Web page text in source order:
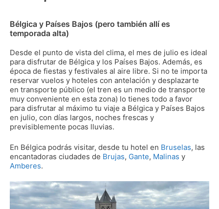
Bélgica y Países Bajos (pero también allí es
temporada alta)
Desde el punto de vista del clima, el mes de julio es ideal
para disfrutar de Bélgica y los Países Bajos. Además, es
época de fiestas y festivales al aire libre. Si no te importa
reservar vuelos y hoteles con antelación y desplazarte
en transporte público (el tren es un medio de transporte
muy conveniente en esta zona) lo tienes todo a favor
para disfrutar al máximo tu viaje a Bélgica y Países Bajos
en julio, con días largos, noches frescas y
previsiblemente pocas lluvias.
En Bélgica podrás visitar, desde tu hotel en Bruselas, las
encantadoras ciudades de Brujas, Gante, Malinas y
Amberes.